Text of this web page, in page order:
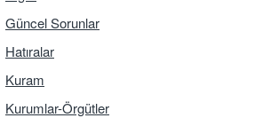
Güncel Sorunlar
Hatıralar
Kuram
Kurumlar-Örgütler